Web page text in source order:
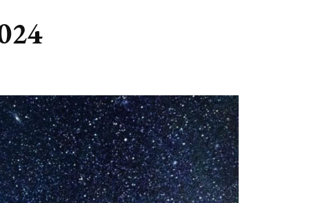
(BULLET) JOURNALLING
INTERVIEWS
NIEUWS
SAMENWERKEN